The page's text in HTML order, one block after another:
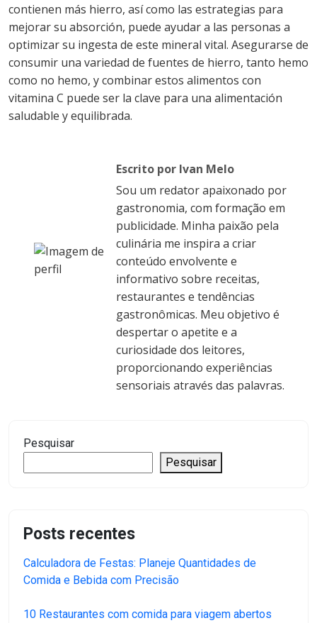
contienen más hierro, así como las estrategias para
mejorar su absorción, puede ayudar a las personas a
optimizar su ingesta de este mineral vital. Asegurarse de
consumir una variedad de fuentes de hierro, tanto hemo
como no hemo, y combinar estos alimentos con
vitamina C puede ser la clave para una alimentación
saludable y equilibrada.
Escrito por Ivan Melo
Sou um redator apaixonado por
gastronomia, com formação em
publicidade. Minha paixão pela
culinária me inspira a criar
conteúdo envolvente e
informativo sobre receitas,
restaurantes e tendências
gastronômicas. Meu objetivo é
despertar o apetite e a
curiosidade dos leitores,
proporcionando experiências
sensoriais através das palavras.
Pesquisar
Pesquisar
Posts recentes
Calculadora de Festas: Planeje Quantidades de
Comida e Bebida com Precisão
10 Restaurantes com comida para viagem abertos